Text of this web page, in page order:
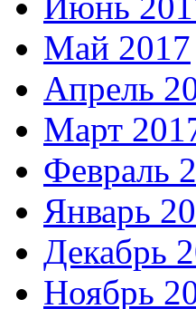
Май 2017
Апрель
Март
Февраль
Январь
Декабрь
Ноябрь